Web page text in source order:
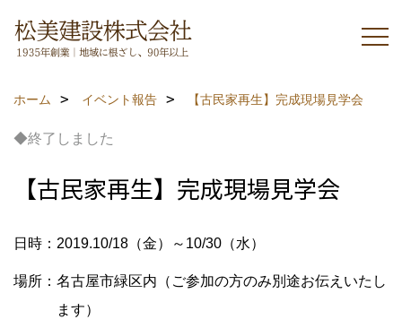
ホーム イベント報告 【古民家再生】完成現場見学会
◆終了しました
【古民家再生】完成現場見学会
日時：2019.10/18（金）～10/30（水）
場所：名古屋市緑区内（ご参加の方のみ別途お伝えいたし
ます）